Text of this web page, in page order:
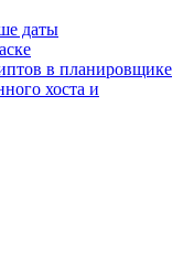
даты
в планировщике
хоста и